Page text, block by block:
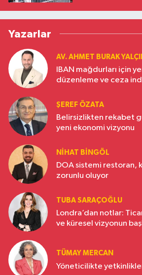
Yazarlar
AV. AHMET BURAK
IBAN mağdurları için
düzenleme ve ceza
ŞEREF ÖZATA
Belirsizlikten rekabet
yeni ekonomi vizyonu
NIHAT BINGÖL
DOA sistemi restoran,
zorunlu oluyor
TUBA SARAÇOĞLU
Londra’dan notlar:
ve küresel vizyonun
TÜMAY MERCAN
Yöneticilikte